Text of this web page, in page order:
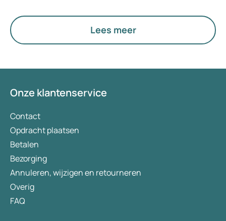
Lees meer
Onze klantenservice
Contact
Opdracht plaatsen
Betalen
Bezorging
Annuleren, wijzigen en retourneren
Overig
FAQ